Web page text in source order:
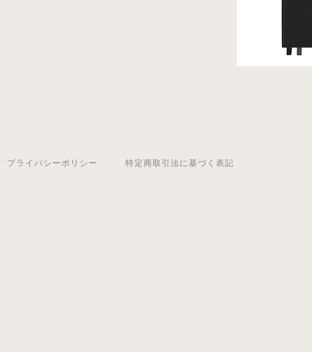
プライバシーポリシー 特定商取引法に基づく表記